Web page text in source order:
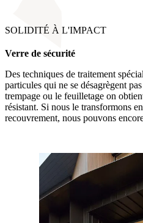
SOLIDITÉ À L'IMPACT
Verre de sécurité
Des techniques de traitement
particules qui ne se désagrègent
trempage ou le feuilletage on
résistant. Si nous le transformons
recouvrement, nous pouvons